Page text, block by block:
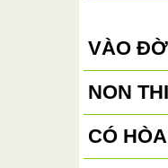
VÀO
NON
CÓ